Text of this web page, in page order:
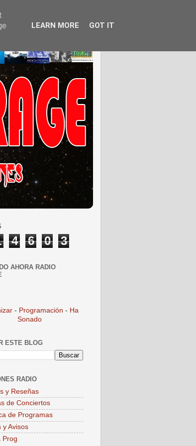
4 6 0 3
AHORA RADIO
- Programación - Ha
Sonado
ESTE BLOG
RADIO
y Reseñas
de Conciertos
de Programas
y Avisos
Prog
LEARN MORE GOT IT